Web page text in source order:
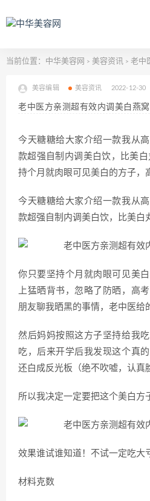
当前位置： 中华美容网 > 美容资讯 > 老中
美容编辑 美容资讯 2022-12-30
老中医方亲测超有效内调美白燕
今天糖糖给大家介绍一款我从
款超强自制内调美白饮，比美
持个月就肉眼可见美白的方子，
今天糖糖给大家介绍一款我从
款超强自制内调美白饮，比美白
你只要坚持个月就肉眼可见美
上猛晒背书，忽略了防晒，高
朋友聊我晒黑的事情，老中医给
然后妈妈按照这方子坚持给我
吃，后来开学后我发现这个真
还白成反光板（绝不吹嘘，认真
所以我决定一定要把这个美白方
效果谁试谁知道！不试一定吃大
材料克数